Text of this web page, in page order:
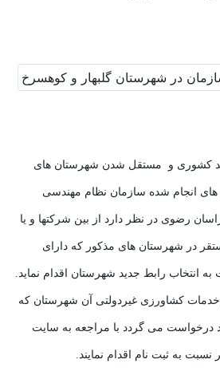
کشوری و مستقل شدن شهرستان های
انجام شده سازمان نظام مهندسی
رضوی در نظر دارد از بین شرکتها و یا
در شهرستان های مذکور که دارای
انتخاب رابط جدید شهرستان اقدام نماید.
خدمات کشاورزی غیردولتی آن شهرستان که
درخواست می گردد با مراجعه به سایت
به ثبت نام اقدام نمایند.